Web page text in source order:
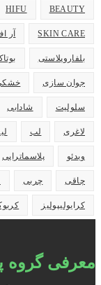
BEAUTY
HIFU
SKIN CARE آر
بلفاروپلاستی
جوان سازی
سلولیت شادابی
لاغری لب
ویدئو پلاسماتراپی
چاقی چربی
کرایولیپولیز
معرفی گروه